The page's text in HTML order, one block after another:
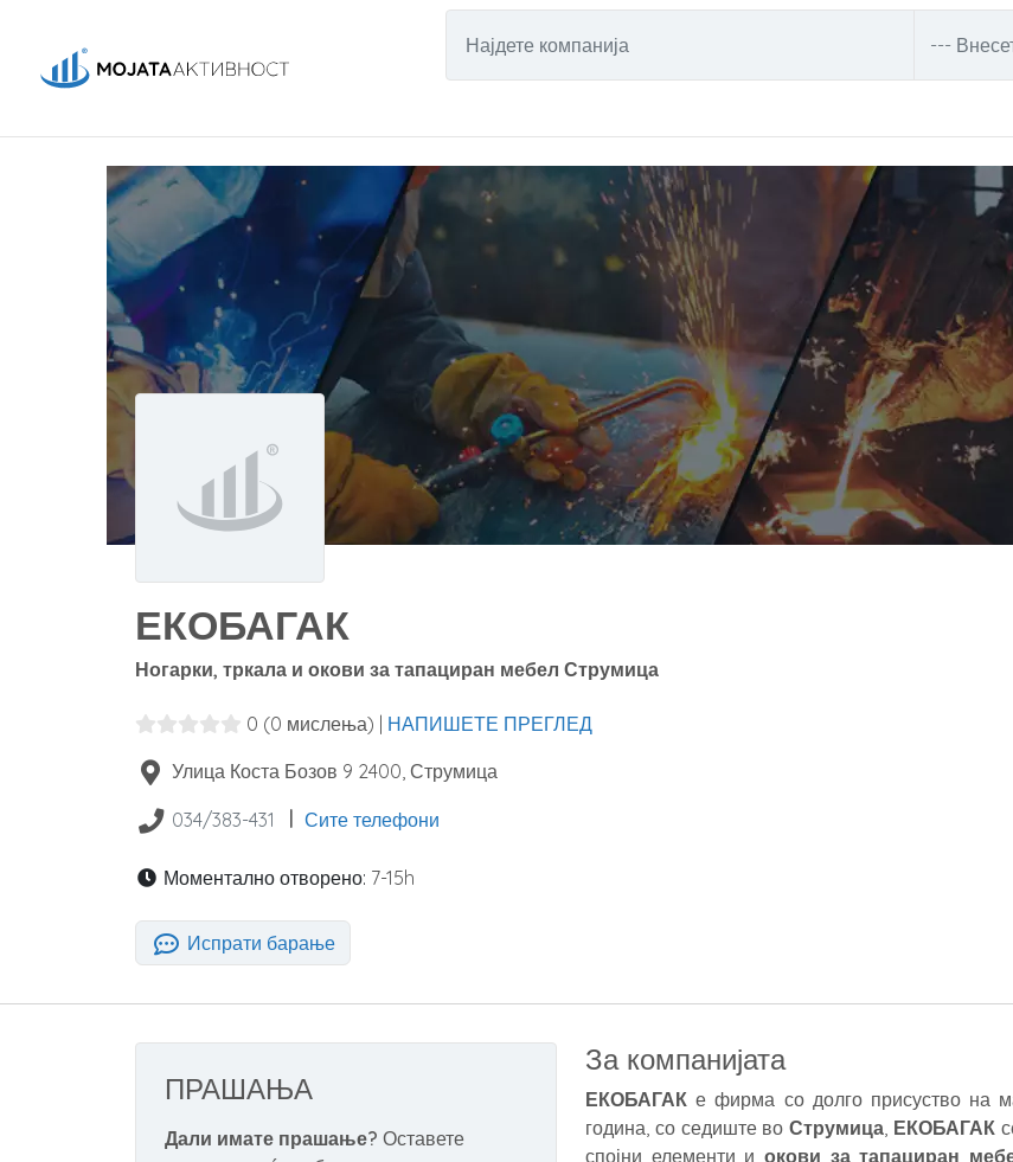
ЕКОБАГАК
Ногарки, тркала и окови за тапациран мебел Струмица
0 (0 мислења)
НАПИШЕТЕ ПРЕГЛЕД
Улица Коста Бозов 9 2400, Струмица
034/383-431 Сите телефони
Моментално отворено: 7-15h
Испрати барање
ПРАШАЊА
Дали имате прашање? Оставете
За компанијата
ЕКОБАГАКе фирма со долго присуство на
година, со седиште воСтрумица, ЕКОБАГАК
спојни елементи и окови за тапациран